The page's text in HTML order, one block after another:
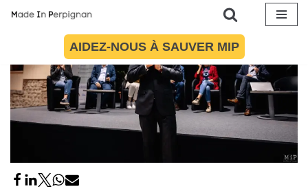
contenu
AIDEZ-NOUS À SAUVER MIP